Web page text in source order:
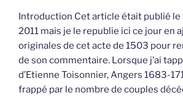
Introduction Cet article était publié le
2011 mais je le republie ici ce jour en
originales de cet acte de 1503 pour
de son commentaire. Lorsque j’ai
d’Etienne Toisonnier, Angers 1683-
frappé par le nombre de couples